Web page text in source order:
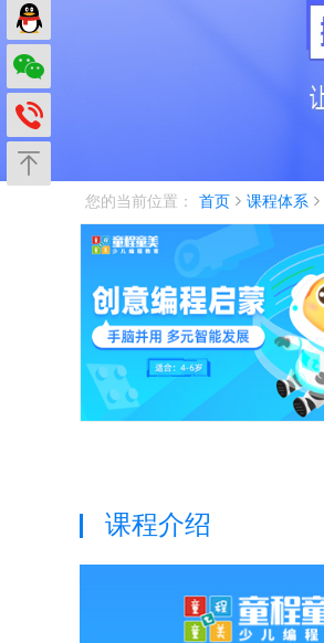
您的当前位置： 首页 课程体系
课程介绍